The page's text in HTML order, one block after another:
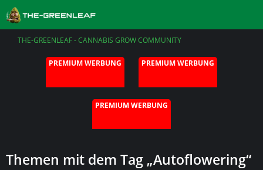
THE-GREENLEAF - CANNABIS GROW COMMUNITY
PREMIUM WERBUNG PREMIUM WERBUNG
PREMIUM WERBUNG
Themen mit dem Tag „Autoflowering“